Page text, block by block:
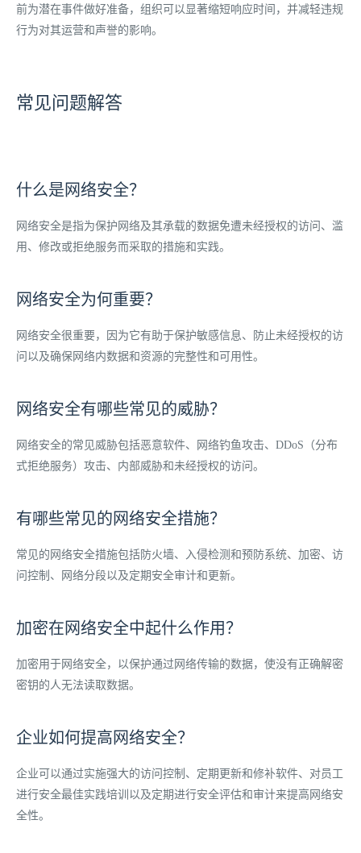
前为潜在事件做好准备，组织可以显著缩短响应时间，并减轻违规
行为对其运营和声誉的影响。
常见问题解答
什么是网络安全？
网络安全是指为保护网络及其承载的数据免遭未经授权的访问、滥
用、修改或拒绝服务而采取的措施和实践。
网络安全为何重要？
网络安全很重要，因为它有助于保护敏感信息、防止未经授权的访
问以及确保网络内数据和资源的完整性和可用性。
网络安全有哪些常见的威胁？
网络安全的常见威胁包括恶意软件、网络钓鱼攻击、DDoS（分布
式拒绝服务）攻击、内部威胁和未经授权的访问。
有哪些常见的网络安全措施？
常见的网络安全措施包括防火墙、入侵检测和预防系统、加密、访
问控制、网络分段以及定期安全审计和更新。
加密在网络安全中起什么作用？
加密用于网络安全，以保护通过网络传输的数据，使没有正确解密
密钥的人无法读取数据。
企业如何提高网络安全？
企业可以通过实施强大的访问控制、定期更新和修补软件、对员工
进行安全最佳实践培训以及定期进行安全评估和审计来提高网络安
全性。